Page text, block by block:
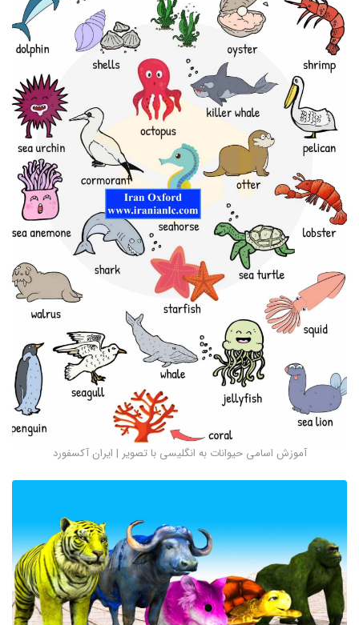
آموزش اسامی حیوانات به انگلیسی با تصویر | ایران آکسفورد